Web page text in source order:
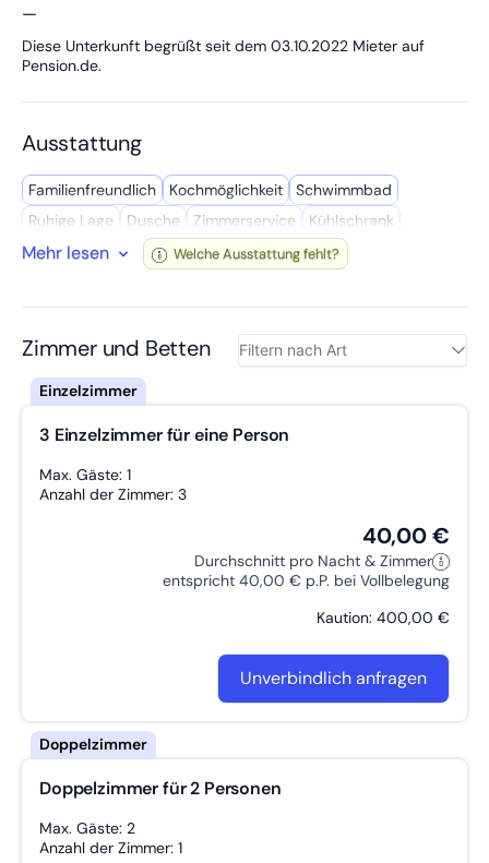
Jogging- und Wanderwege, ein Fitnessstudio, ein Hallen-
Freibad, eine Bäckerei mit Tages-Café, eine Eisiele, ein sehr
gutes griechisches Restaurant sowie Supermärkte und
erreichbar wie die Innenstadt.
regelmäßig gereinigt. Ein Zimmerservice gegen Gebühr
Wir freuen uns auf Ihre Anfrage und machen Ihnen gerne ein
individuelles Angebot.
—
Diese Unterkunft begrüßt seit dem 03.10.2022 Mieter auf
Pension.de.
Ausstattung
Familien­freundlich Kochmöglich­keit
Schwimmbad
Ruhige Lage
Dusche Zimmerservice
Kühl­schrank
Bettwäsche inkl.
Wasserkocher Hygiene Produkte
Einzigartiger Ausblick
Handtücher inkl.
Gute Vekehrsanbindung
Fitness Sauna
Spielplätze
Mikro­welle
Wasch­maschine
Geschäfte in der Nähe
Kaffee­maschine
Reinigungsmittel
Spül­maschine
Arbeitstisch
Garten
Mehr lesen Welche Ausstattung fehlt?
Zimmer und Betten
3 Einzelzimmer für eine Person
Max. Gäste: 1
Anzahl der Zimmer: 3
40,00 €
Durchschnitt pro Nacht & Zimmer
entspricht 40,00 € p.P. bei Vollbelegung
Kaution: 400,00 €
Unverbindlich anfragen
Doppelzimmer für 2 Personen
Max. Gäste: 2
Anzahl der Zimmer: 1